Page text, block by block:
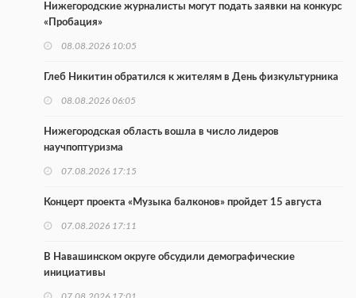
Нижегородские журналисты могут подать заявки на конкурс
«Пробация»
08.08.2026 10:05
Глеб Никитин обратился к жителям в День физкультурника
08.08.2026 06:05
Нижегородская область вошла в число лидеров
научпоптуризма
07.08.2026 17:15
Концерт проекта «Музыка балконов» пройдет 15 августа
07.08.2026 17:11
В Навашинском округе обсудили демографические
инициативы